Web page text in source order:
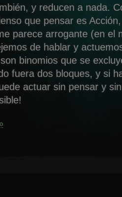
y reducen a nada.
que pensar es
parece arrogante (en el
de hablar y
binomios que se
fuera dos bloques, y si
actuar sin pensar y